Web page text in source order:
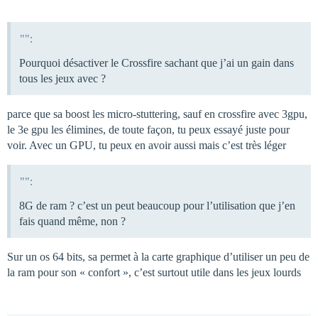
"":
Pourquoi désactiver le Crossfire sachant que j’ai un gain dans
tous les jeux avec ?
parce que sa boost les micro-stuttering, sauf en crossfire avec 3gpu,
le 3e gpu les élimines, de toute façon, tu peux essayé juste pour
voir. Avec un GPU, tu peux en avoir aussi mais c’est très léger
"":
8G de ram ? c’est un peut beaucoup pour l’utilisation que j’en
fais quand même, non ?
Sur un os 64 bits, sa permet à la carte graphique d’utiliser un peu de
la ram pour son « confort », c’est surtout utile dans les jeux lourds